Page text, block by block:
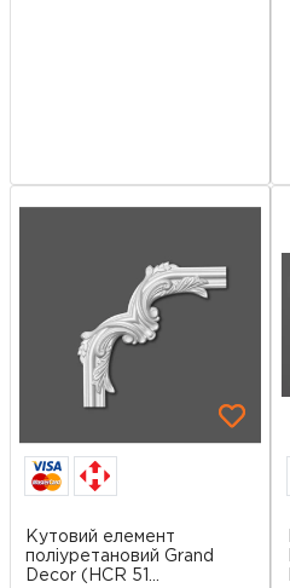
Кутовий елемент
поліуретановий Grand
Decor (HCR 51...